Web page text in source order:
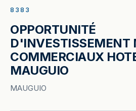
8383
OPPORTUNITÉ
D'INVESTISSEMENT
COMMERCIAUX
MAUGUIO
MAUGUIO